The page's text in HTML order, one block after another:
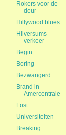
Rokers voor de
deur
Hillywood blues
Hilversums
verkeer
Begin
Boring
Bezwangerd
Brand in
Amercentrale
Lost
Universiteiten
Breaking